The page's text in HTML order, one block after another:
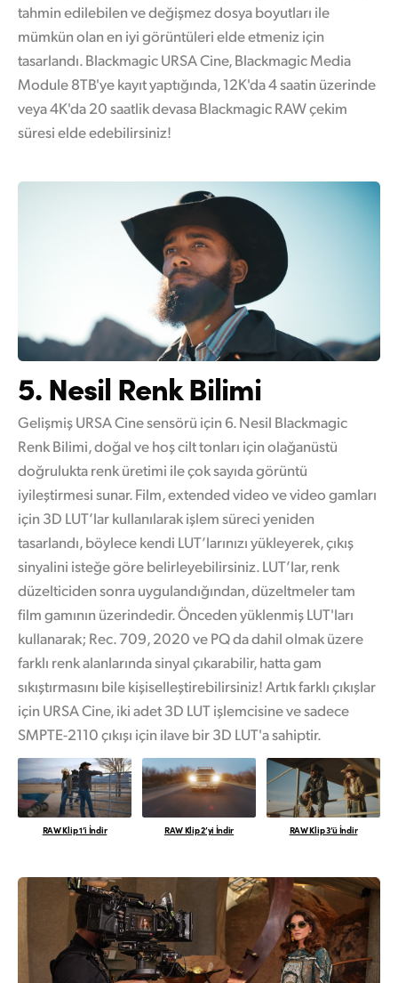
tahmin edilebilen ve değişmez dosya boyutları ile
mümkün olan en iyi görüntüleri elde etmeniz için
tasarlandı. Blackmagic URSA Cine, Blackmagic Media
Module 8TB'ye kayıt yaptığında, 12K'da 4 saatin üzerinde
veya 4K'da 20 saatlik devasa Blackmagic RAW çekim
süresi elde edebilirsiniz!
5. Nesil Renk Bilimi
Gelişmiş URSA Cine sensörü için 6. Nesil Blackmagic
Renk Bilimi, doğal ve hoş cilt tonları için olağanüstü
doğrulukta renk üretimi ile çok sayıda görüntü
iyileştirmesi sunar. Film, extended video ve video gamları
için 3D LUT’lar kullanılarak işlem süreci yeniden
tasarlandı, böylece kendi LUT’larınızı yükleyerek, çıkış
sinyalini isteğe göre belirleyebilirsiniz. LUT’lar, renk
düzelticiden sonra uygulandığından, düzeltmeler tam
film gamının üzerindedir. Önceden yüklenmiş LUT'ları
kullanarak; Rec. 709, 2020 ve PQ da dahil olmak üzere
farklı renk alanlarında sinyal çıkarabilir, hatta gam
sıkıştırmasını bile kişiselleştirebilirsiniz! Artık farklı çıkışlar
için URSA Cine, iki adet 3D LUT işlemcisine ve sadece
SMPTE-2110 çıkışı için ilave bir 3D LUT'a sahiptir.
RAW Klip 1’i İndir RAW Klip 2’yi İndir RAW Klip 3’ü İndir